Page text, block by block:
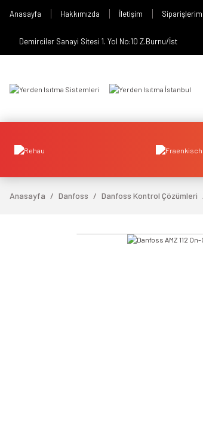
Anasayfa Hakkımızda İletişim Siparişlerim
Demirciler Sanayi Sitesi 1. Yol No:10 Z.Burnu/İst
Anasayfa Danfoss Danfoss Kontrol Çözümleri